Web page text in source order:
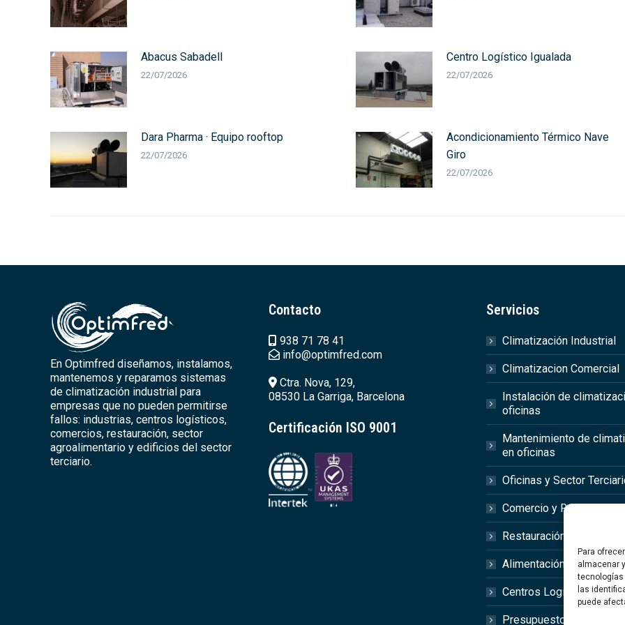
Para
almacenar
tecnologías
las
puede
Abacus Sabadell
22/07/2026
Centro Logístico Igualada
22/07/2026
Dara Pharma · Equipo rooftop
22/07/2026
Acondicionamiento Térmico Nave
Giro
22/07/2026
En Optimfred diseñamos, instalamos,
mantenemos y reparamos sistemas
de climatización industrial para
empresas que no pueden permitirse
fallos: industrias, centros logísticos,
comercios, restauración, sector
agroalimentario y edificios del sector
terciario.
Contacto
938 71 78 41
info@optimfred.com
Ctra. Nova, 129,
08530 La Garriga, Barcelona
Certificación ISO 9001
Servicios
Climatización Industrial
Climatizacion Comercial
Instalación de
oficinas
Mantenimiento de
en oficinas
Oficinas y Sector
Comercio y Retail
Restauración y Hostelería
Alimentación y
Centros Logísticos
Presupuesto Online